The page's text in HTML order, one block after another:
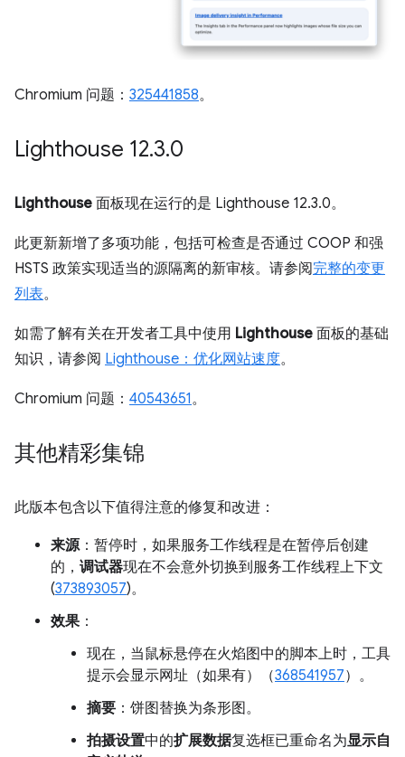
Chromium 问题： 325441858。
Lighthouse 12.3.0
Lighthouse 面板现在运行的是 Lighthouse 12.3.0。
此更新新增了多项功能，包括可检查是否通过 COOP 和强
HSTS 政策实现适当的源隔离的新审核。请参阅完整的变更
列表。
如需了解有关在开发者工具中使用 Lighthouse 面板的基础
知识，请参阅 Lighthouse：优化网站速度。
Chromium 问题： 40543651。
其他精彩集锦
此版本包含以下值得注意的修复和改进：
来源：暂停时，如果服务工作线程是在暂停后创建
的， 调试器现在不会意外切换到服务工作线程上下文
(373893057)。
效果 ：
现在，当鼠标悬停在火焰图中的脚本上时，工具
提示会显示网址（如果有）（368541957）。
摘要 ：饼图替换为条形图。
拍摄设置中的扩展数据复选框已重命名为显示自